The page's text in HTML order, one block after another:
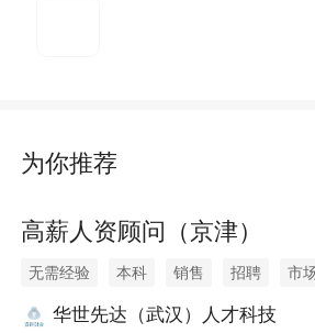
为你推荐
高薪人资顾问（京津）
无需经验 本科 销售 招聘 市
人力资源 日语 工商管理 简历筛选
华世先达（武汉）人才科技